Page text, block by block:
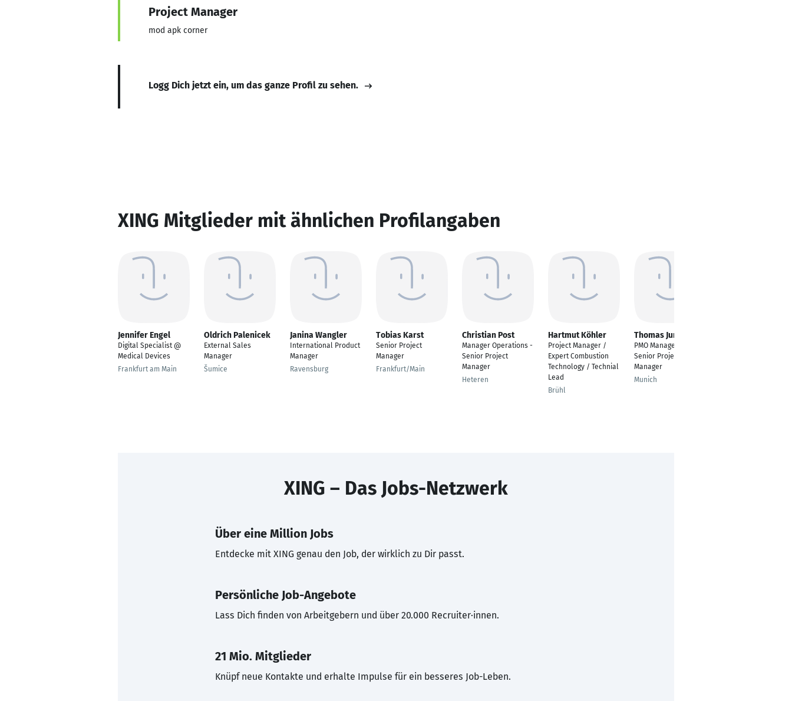
Project Manager
mod apk corner
Logg Dich jetzt ein, um das ganze Profil zu sehen.
XING Mitglieder mit ähnlichen Profilangaben
Jennifer Engel
Digital Specialist @
Medical Devices
Frankfurt am Main
Oldrich Palenicek
External Sales
Manager
Šumice
Janina Wangler
International Product
Manager
Ravensburg
Tobias Karst
Senior Project
Manager
Frankfurt/Main
Christian Post
Manager Operations -
Senior Project
Manager
Heteren
Hartmut Köhler
Project Manager /
Expert Combustion
Technology / Technial
Lead
Brühl
Thomas Jung
PMO Manager /
Senior Project
Manager
Munich
XING – Das Jobs-Netzwerk
Über eine Million Jobs
Entdecke mit XING genau den Job, der wirklich zu Dir passt.
Persönliche Job-Angebote
Lass Dich finden von Arbeitgebern und über 20.000 Recruiter·innen.
21 Mio. Mitglieder
Knüpf neue Kontakte und erhalte Impulse für ein besseres Job-Leben.